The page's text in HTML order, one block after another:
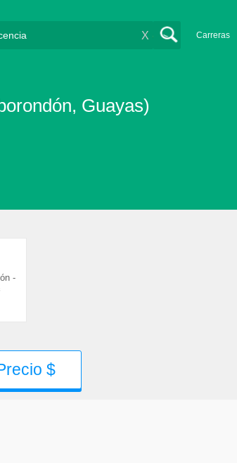
Carreras
X
Guayas)
-
$